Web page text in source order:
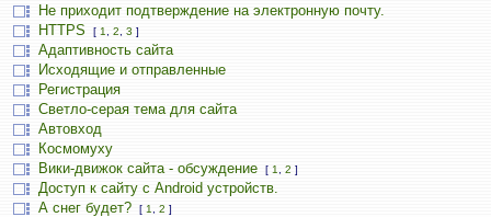
Не приходит подтверждение на электронную почту.
HTTPS
[ 1 2 3 ]
Адаптивность сайта
Исходящие и отправленные
Регистрация
Светло-серая тема для сайта
Автовход
Космомуху
Вики-движок сайта - обсуждение
[ 1 2 ]
Доступ к сайту с Android устройств.
А снег будет?
[ 1 2 ]